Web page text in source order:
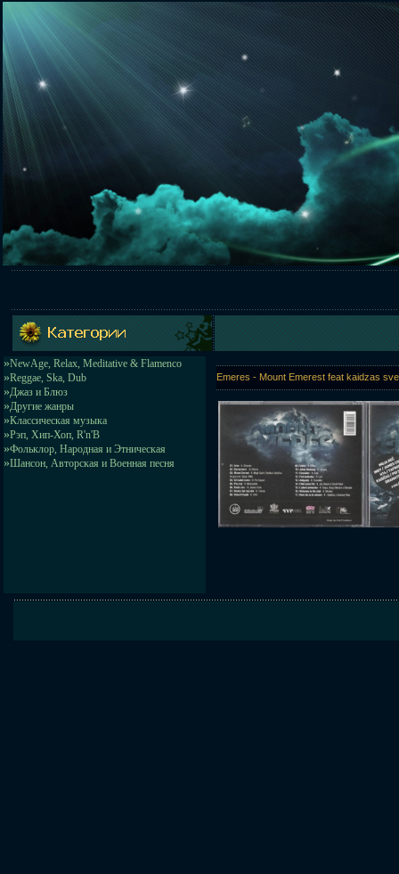
»NewAge, Relax, Meditative & Flamenco
»Reggae, Ska, Dub
»Джаз и Блюз
»Другие жанры
»Классическая музыка
»Рэп, Хип-Хоп, R'n'B
»Фольклор, Народная и Этническая
»Шансон, Авторская и Военная песня
Emeres - Mount Emerest feat kaidzas